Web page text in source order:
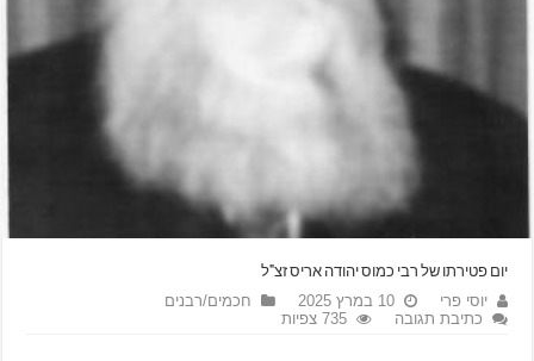
יום פטירתו של רבי כמוס יהודה אריס זצ"ל
יוסי פרי 10 במרץ 2025
חכמים/רבנים
כתיבת תגובה
735 צפיות